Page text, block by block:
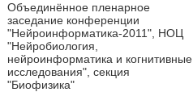
Объединённое пленарное
заседание конференции
"Нейроинформатика-2011", НОЦ
"Нейробиология,
нейроинформатика и когнитивные
исследования", секция
"Биофизика"